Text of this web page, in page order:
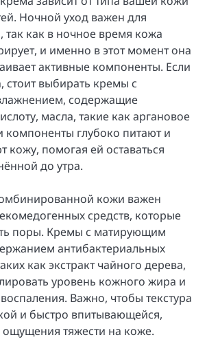
Ночной уход важен для
так как в ночное время кожа
и именно в этот момент она
активные компоненты. Если
стоит выбирать кремы с
содержащие
масла, такие как аргановое
компоненты глубоко питают и
кожу, помогая ей оставаться
до утра.
кожи важен
средств, которые
поры. Кремы с матирующим
антибактериальных
как экстракт чайного дерева,
уровень кожного жира и
Важно, чтобы текстура
и быстро впитывающейся,
ощущения тяжести на коже.